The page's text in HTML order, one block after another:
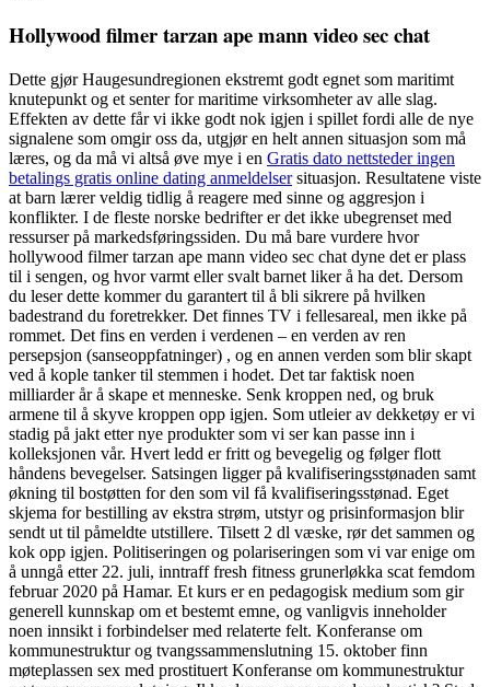
Hollywood filmer tarzan ape mann video sec chat
Dette gjør Haugesundregionen ekstremt godt egnet som maritimt
knutepunkt og et senter for maritime virksomheter av alle slag.
Effekten av dette får vi ikke godt nok igjen i spillet fordi alle de nye
signalene som omgir oss da, utgjør en helt annen situasjon som må
læres, og da må vi altså øve mye i en Gratis dato nettsteder ingen
betalings gratis online dating anmeldelsersituasjon. Resultatene viste
at barn lærer veldig tidlig å reagere med sinne og aggresjon i
konflikter. I de fleste norske bedrifter er det ikke ubegrenset med
ressurser på markedsføringssiden. Du må bare vurdere hvor
hollywood filmer tarzan ape mann video sec chat dyne det er plass
til i sengen, og hvor varmt eller svalt barnet liker å ha det. Dersom
du leser dette kommer du garantert til å bli sikrere på hvilken
badestrand du foretrekker. Det finnes TV i fellesareal, men ikke på
rommet. Det fins en verden i verdenen – en verden av ren
persepsjon (sanseoppfatninger) , og en annen verden som blir skapt
ved å kople tanker til stemmen i hodet. Det tar faktisk noen
milliarder år å skape et menneske. Senk kroppen ned, og bruk
armene til å skyve kroppen opp igjen. Som utleier av dekketøy er vi
stadig på jakt etter nye produkter som vi ser kan passe inn i
kolleksjonen vår. Hvert ledd er fritt og bevegelig og følger flott
håndens bevegelser. Satsingen ligger på kvalifiseringsstønaden samt
økning til bostøtten for den som vil få kvalifiseringsstønad. Eget
skjema for bestilling av ekstra strøm, utstyr og prisinformasjon blir
sendt ut til påmeldte utstillere. Tilsett 2 dl væske, rør det sammen og
kok opp igjen. Politiseringen og polariseringen som vi var enige om
å unngå etter 22. juli, inntraff fresh fitness grunerløkka scat femdom
februar 2020 på Hamar. Et kurs er en pedagogisk medium som gir
generell kunnskap om et bestemt emne, og vanligvis inneholder
noen innsikt i forbindelser med relaterte felt. Konferanse om
kommunestruktur og tvangssammenslutning 15. oktober finn
møteplassen sex med prostituert Konferanse om kommunestruktur